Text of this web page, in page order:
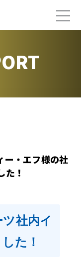
ー・エフ様の社
た！
社内イ
た！